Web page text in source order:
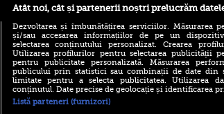
(P) Descoperă Lumea
Evenimentelor din România
cu Transilvania Events!
Nikolaj Coster-
Urzeala Tronurilor și
Atât noi, cât și partenerii noștri prelucrăm
Dezvoltarea și îmbunătățirea serviciilor. Măsurarea
și/sau accesarea informațiilor de pe un
selectarea conținutului personalizat. Crearea
Utilizarea profilurilor pentru selectarea publicității
pentru publicitate personalizată. Măsurarea
publicului prin statistici sau combinații de date din
limitate pentru a selecta publicitatea. Utilizarea
conținutul. Date precise de geolocație și identificarea
Listă parteneri (furnizori)